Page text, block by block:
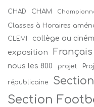
CHAD CHAM
Classes à Horaires
CLEMI collège au
exposition Français
nous les 800 projet
républicaine
Section